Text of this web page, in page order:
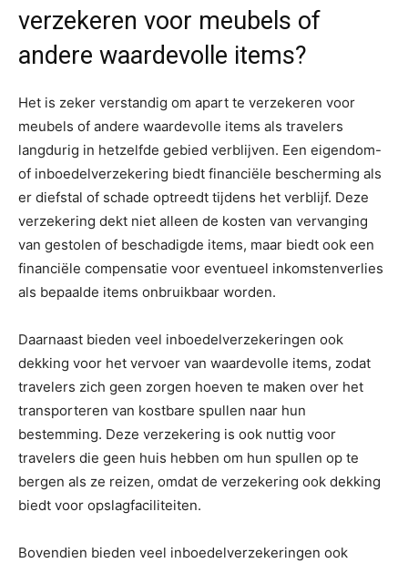
verzekeren voor meubels of
andere waardevolle items?
Het is zeker verstandig om apart te verzekeren voor
meubels of andere waardevolle items als travelers
langdurig in hetzelfde gebied verblijven. Een eigendom-
of inboedelverzekering biedt financiële bescherming als
er diefstal of schade optreedt tijdens het verblijf. Deze
verzekering dekt niet alleen de kosten van vervanging
van gestolen of beschadigde items, maar biedt ook een
financiële compensatie voor eventueel inkomstenverlies
als bepaalde items onbruikbaar worden.
Daarnaast bieden veel inboedelverzekeringen ook
dekking voor het vervoer van waardevolle items, zodat
travelers zich geen zorgen hoeven te maken over het
transporteren van kostbare spullen naar hun
bestemming. Deze verzekering is ook nuttig voor
travelers die geen huis hebben om hun spullen op te
bergen als ze reizen, omdat de verzekering ook dekking
biedt voor opslagfaciliteiten.
Bovendien bieden veel inboedelverzekeringen ook